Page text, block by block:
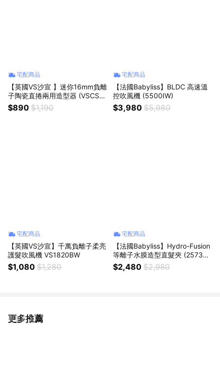
宅配商品
【英國VS沙宣 】迷你16mm負離
子陶瓷直捲兩用造型器 (VSCS01
10PIW)
$890 $1,190
宅配商品
【法國Babyliss】BLDC 高速溫
控吹風機 (5500IW)
$3,980 $5,980
宅配商品
【英國VS沙宣】千萬負離子柔亮
護髮吹風機 VS1820BW
$1,080 $1,280
宅配商品
【法國Babyliss】Hydro-Fusion
等離子水膜造型直髮夾 (2573B
W)
$2,480 $2,980
更多推薦
看更多